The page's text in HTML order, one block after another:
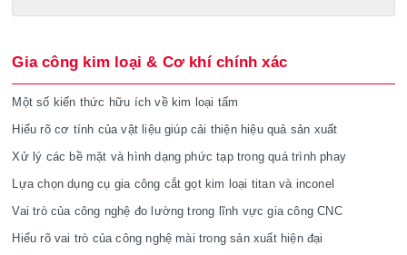
Gia công kim loại & Cơ khí chính xác
Một số kiến thức hữu ích về kim loại tấm
Hiểu rõ cơ tính của vật liệu giúp cải thiện hiệu quả sản xuất
Xử lý các bề mặt và hình dạng phức tạp trong quá trình phay
Lựa chọn dụng cụ gia công cắt gọt kim loại titan và inconel
Vai trò của công nghệ đo lường trong lĩnh vực gia công CNC
Hiểu rõ vai trò của công nghệ mài trong sản xuất hiện đại